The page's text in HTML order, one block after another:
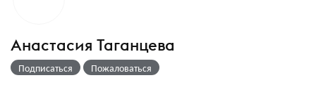
Анастасия Таганцева
Подписаться Пожаловаться